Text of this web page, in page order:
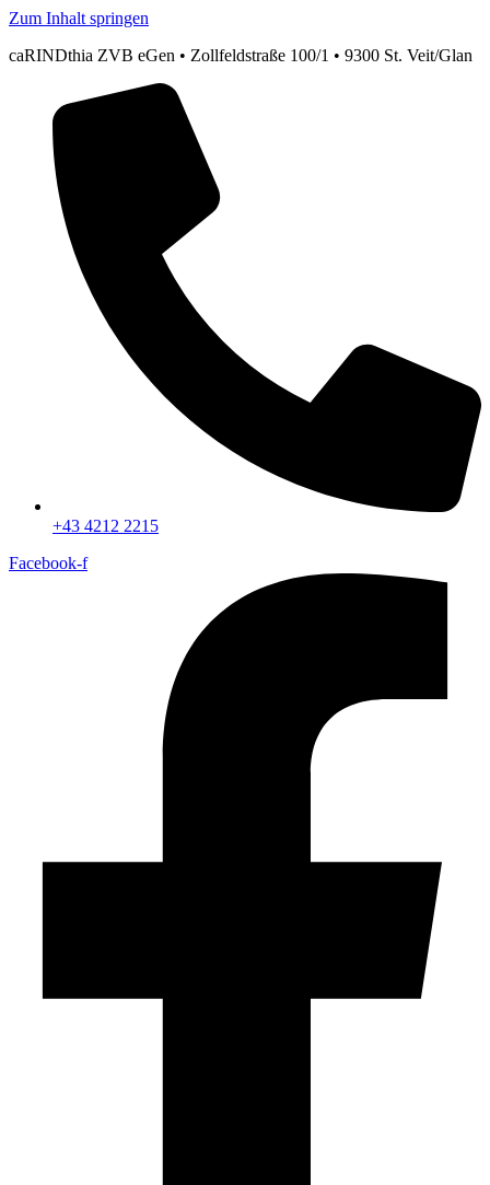
Zum Inhalt springen
caRINDthia ZVB eGen • Zollfeldstraße 100/1 • 9300 St. Veit/Glan
+43 4212 2215
Facebook-f